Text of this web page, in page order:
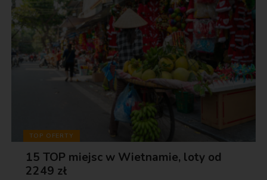
TOP OFERTY
15 TOP miejsc w Wietnamie, loty od
2249 zł